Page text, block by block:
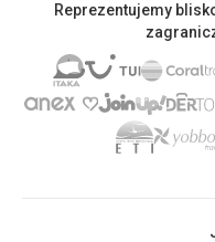
Reprezentujemy